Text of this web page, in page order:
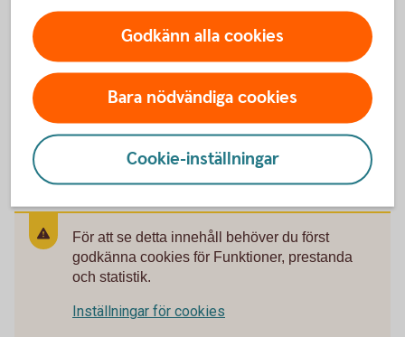
Betalningsskydd betal- och kreditkort
För att se detta innehåll behöver du först
godkänna cookies för Funktioner, prestanda
och statistik.
Inställningar för cookies
Godkänn alla cookies
Bara nödvändiga cookies
Cookie-inställningar